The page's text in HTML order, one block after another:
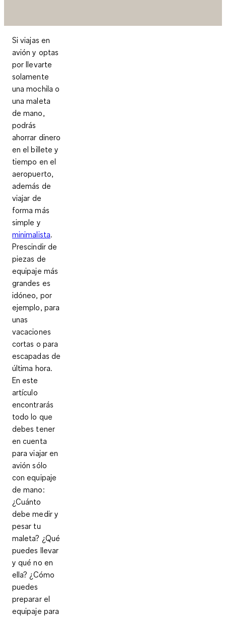
Si viajas en
avión y optas
por llevarte
solamente
una mochila o
una maleta
de mano,
podrás
ahorrar dinero
en el billete y
tiempo en el
aeropuerto,
además de
viajar de
forma más
simple y
minimalista.
Prescindir de
piezas de
equipaje más
grandes es
idóneo, por
ejemplo, para
unas
vacaciones
cortas o para
escapadas de
última hora.
En este
artículo
encontrarás
todo lo que
debes tener
en cuenta
para viajar en
avión sólo
con equipaje
de mano:
¿Cuánto
debe medir y
pesar tu
maleta? ¿Qué
puedes llevar
y qué no en
ella? ¿Cómo
puedes
preparar el
equipaje para